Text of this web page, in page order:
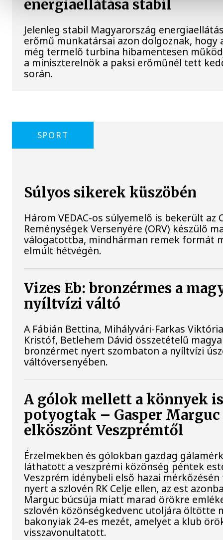
energiaellátása stabil
Jelenleg stabil Magyarország
erőmű munkatársai azon dolgoznak, hogy
még termelő turbina hibamentesen
a miniszterelnök a paksi erőműnél tett
során.
SPORT
Súlyos sikerek küszöbén
Három VEDAC-os súlyemelő is bekerült az
Reménységek Versenyére (ORV) készülő
válogatottba, mindhárman remek formát
elmúlt hétvégén.
Vizes Eb: bronzérmes a
nyíltvízi váltó
A Fábián Bettina, Mihályvári-Farkas
Kristóf, Betlehem Dávid összetételű
bronzérmet nyert szombaton a nyíltvízi
váltóversenyében.
A gólok mellett a könnyek
potyogtak – Gasper Marguc
elköszönt Veszprémtől
Érzelmekben és gólokban gazdag
láthatott a veszprémi közönség péntek
Veszprém idénybeli első hazai
nyert a szlovén RK Celje ellen, az est
Marguc búcsúja miatt marad örökre
szlovén közönségkedvenc utoljára öltötte
bakonyiak 24-es mezét, amelyet a klub
visszavonultatott.